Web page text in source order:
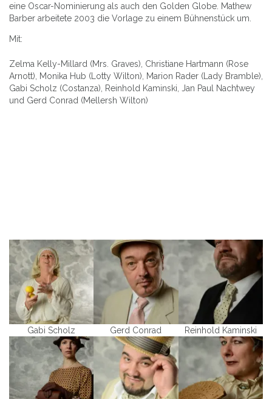
eine Oscar-Nominierung als auch den Golden Globe. Mathew
Barber arbeitete 2003 die Vorlage zu einem Bühnenstück um.
Mit:
Zelma Kelly-Millard (Mrs. Graves), Christiane Hartmann (Rose
Arnott), Monika Hub (Lotty Wilton), Marion Rader (Lady Bramble),
Gabi Scholz (Costanza), Reinhold Kaminski, Jan Paul Nachtwey
und Gerd Conrad (Mellersh Wilton)
Gabi Scholz Gerd Conrad Reinhold Kaminski